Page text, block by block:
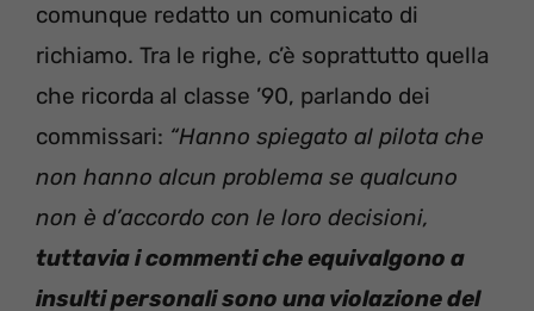
comunque redatto un comunicato di
richiamo. Tra le righe, c’è soprattutto quella
che ricorda al classe ’90, parlando dei
commissari: “Hanno spiegato al pilota che
non hanno alcun problema se qualcuno
non è d’accordo con le loro decisioni,
tuttavia i commenti che equivalgono a
insulti personali sono una violazione del